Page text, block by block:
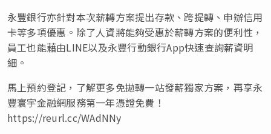
永豐銀行亦針對本次薪轉方案提出存款、跨提轉、申辦信用
卡等多項優惠。除了人資將能夠受惠於薪轉方案的便利性，
員工也能藉由LINE以及永豐行動銀行App快速查詢薪資明
細。
馬上預約登記，了解更多免拋轉一站發薪獨家方案，再享永
豐寰宇金融網服務第一年憑證免費！
https://reurl.cc/WAdNNy